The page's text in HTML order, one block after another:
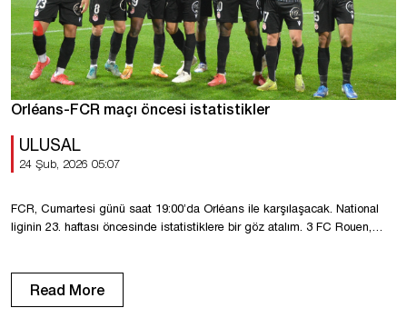
Orléans-FCR maçı öncesi istatistikler
ULUSAL
24 Şub, 2026 05:07
FCR, Cumartesi günü saat 19:00’da Orléans ile karşılaşacak. National
liginin 23. haftası öncesinde istatistiklere bir göz atalım. 3 FC Rouen,
4 mağlubiyet). 1 FCR, önceki 3 maçı kazandıktan sonra, National’da
oynadığı son 4 […]
Read More